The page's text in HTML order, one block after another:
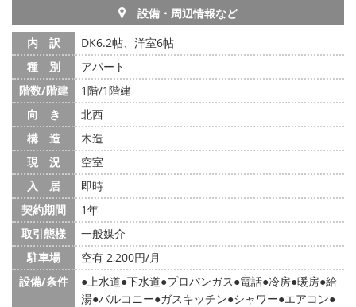
設備・周辺情報など
内 訳
DK6.2帖、洋室6帖
種 別
アパート
階数/階建
1階/1階建
向 き
北西
構 造
木造
現 況
空室
入 居
即時
契約期間
1年
取引態様
一般媒介
駐車場
空有 2,200円/月
設備/条件
上水道 下水道 プロパンガス 電話 冷房 暖房 給
湯 バルコニー ガスキッチン シャワー エアコン